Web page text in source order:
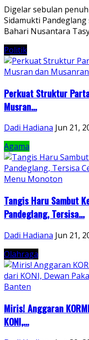
Digelar sebulan
Sidamukti
Bahari Nusantara
Politik
Perkuat Struktur
Musran...
Dadi Hadiana Jun 21,
Agama
Tangis Haru Sambut
Pandeglang, Tersisa...
Dadi Hadiana Jun 21,
Olahraga
Miris! Anggaran
KONI,...